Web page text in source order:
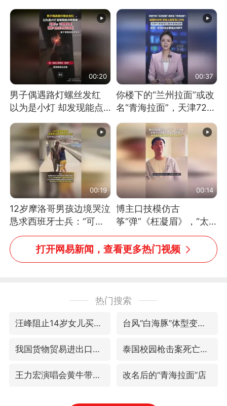
消息）
00:20
男子偶遇路灯螺丝发红
以为是小灯 却发现能点
处理
00:37
你楼下的“兰州拉面”或改
名“青海拉面”，天津72家
00:19
12岁摩洛哥男孩边境哭泣
恳求西班牙士兵：“可不
可以不要把我遣返回国”
00:14
博主口技模仿古
筝“弹”《枉凝眉》，“太
像了～你是吃古筝长大的
吗？”“或将成为首位考级
不带古筝的选手。”（来
打开网易新闻，查看更多热门视频
热门搜索
汪峰阻止14岁女儿买大牌 台风“白海豚”体型变大！环流面积接近13个浙江那么大
我国货物贸易进出口超30万亿元 泰国校园枪击案死亡人数升至7人
王力宏演唱会黄牛带观众藏匿被查获 改名后的“青海拉面”店